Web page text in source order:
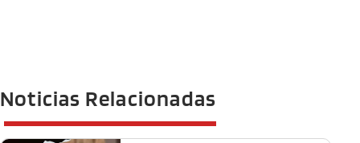
Noticias Relacionadas